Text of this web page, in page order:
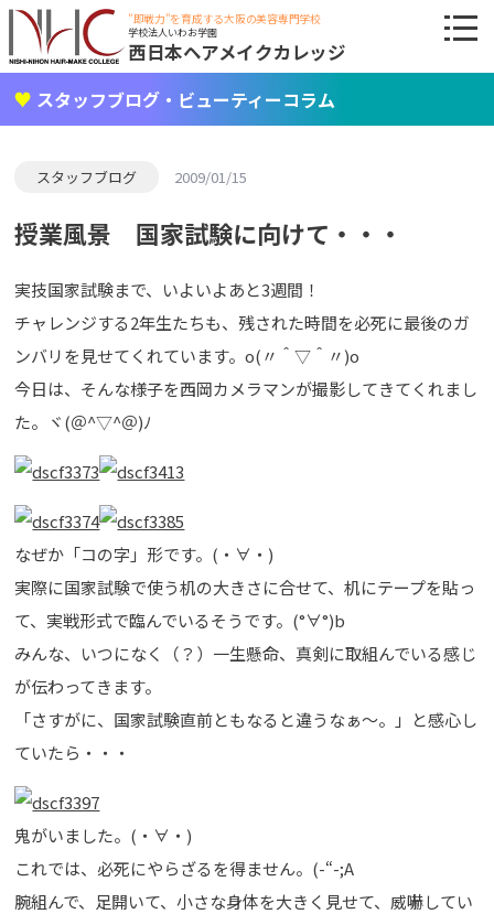
"即戦力"を育成する大阪の美容専門学校
学校法人いわお学園
西日本ヘアメイクカレッジ
スタッフブログ・ビューティーコラム
スタッフブログ 2009/01/15
授業風景 国家試験に向けて・・・
実技国家試験まで、いよいよあと3週間！
チャレンジする2年生たちも、残された時間を必死に最後のガ
ンバリを見せてくれています。o(〃＾▽＾〃)o
今日は、そんな様子を西岡カメラマンが撮影してきてくれまし
た。ヾ(＠^▽^＠)ﾉ
なぜか「コの字」形です。(・∀・)
実際に国家試験で使う机の大きさに合せて、机にテープを貼っ
て、実戦形式で臨んでいるそうです。(°∀°)b
みんな、いつになく（？）一生懸命、真剣に取組んでいる感じ
が伝わってきます。
「さすがに、国家試験直前ともなると違うなぁ～。」と感心し
ていたら・・・
鬼がいました。(・∀・)
これでは、必死にやらざるを得ません。(-“-;A
腕組んで、足開いて、小さな身体を大きく見せて、威嚇してい